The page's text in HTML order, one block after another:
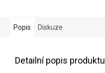
Popis Diskuze
Detailní popis produktu